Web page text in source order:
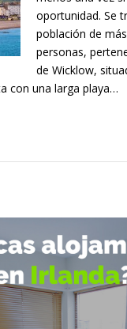
oportunidad. Se
población de
personas,
de Wicklow,
con una larga playa…